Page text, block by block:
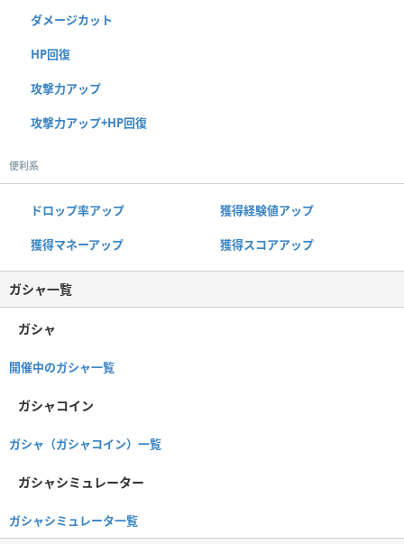
ダメージカット
HP回復
攻撃力アップ
攻撃力アップ+HP回復
便利系
ドロップ率アップ 獲得経験値アップ
獲得マネーアップ 獲得スコアアップ
ガシャ一覧
ガシャ
開催中のガシャ一覧
ガシャコイン
ガシャ（ガシャコイン）一覧
ガシャシミュレーター
ガシャシミュレータ一覧